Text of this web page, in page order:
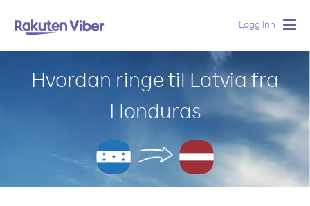
Logg Inn
Hvordan ringe til Latvia fra
Honduras